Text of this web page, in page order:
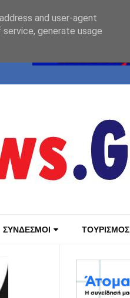
ΣΥΝΔΕΣΜΟΙ ΤΟΥΡΙΣΜΟΣ
and user-agent
generate usage